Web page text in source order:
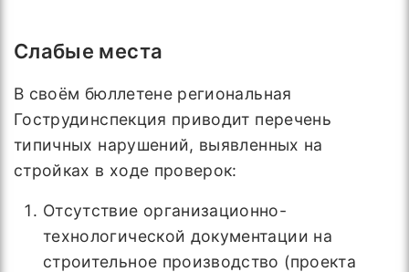
Слабые места
В своём бюллетене региональная
Гострудинспекция приводит перечень
типичных нарушений, выявленных на
стройках в ходе проверок:
Отсутствие организационно-
технологической документации на
строительное производство (проекта